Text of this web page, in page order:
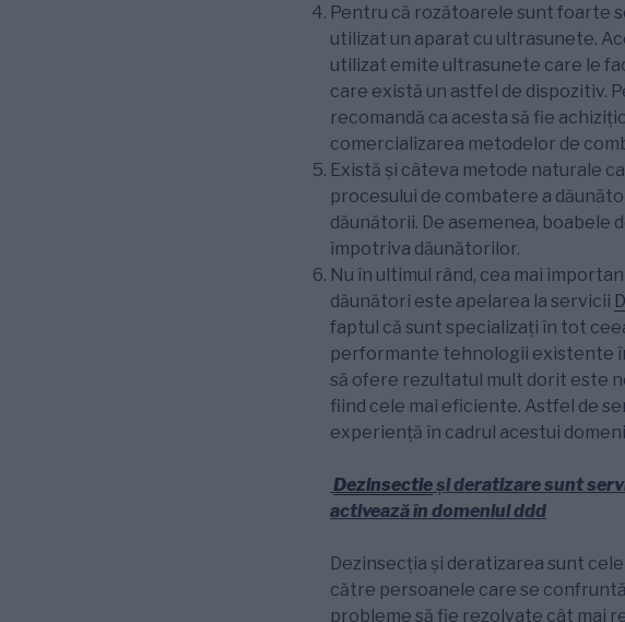
Pentru că rozătoarele sunt foarte
utilizat un aparat cu ultrasunete.
utilizat emite ultrasunete care le
care există un astfel de dispozitiv.
recomandă ca acesta să fie
comercializarea metodelor de
Există și câteva metode naturale
procesului de combatere a
dăunătorii. De asemenea,
împotriva dăunătorilor.
Nu în ultimul rând, cea mai
dăunători este apelarea la servicii
faptul că sunt specializați în tot
performante tehnologii existente
să ofere rezultatul mult dorit este
fiind cele mai eficiente. Astfel de
experiență în cadrul acestui
Dezinsectieșideratizaresunt
activează în domeniul ddd
Dezinsecția și deratizarea sunt
către persoanele care se
probleme să fie rezolvate cât mai